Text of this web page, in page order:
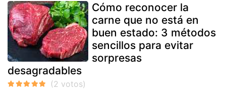
Cómo reconocer la
carne que no está en
buen estado: 3 métodos
sencillos para evitar
sorpresas
desagradables